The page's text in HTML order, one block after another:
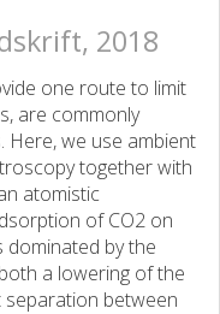
2018
one route to limit
are commonly
Here, we use ambient
together with
atomistic
of CO2 on
dominated by the
a lowering of the
between